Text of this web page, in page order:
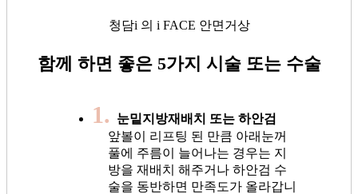
청담i 의 i FACE 안면거상
함께 하면 좋은 5가지 시술 또는 수술
1.
눈밑지방재배치 또는 하안검
앞볼이 리프팅 된 만큼 아래눈꺼
풀에 주름이 늘어나는 경우는 지
방을 재배치 해주거나 하안검 수
술을 동반하면 만족도가 올라갑니